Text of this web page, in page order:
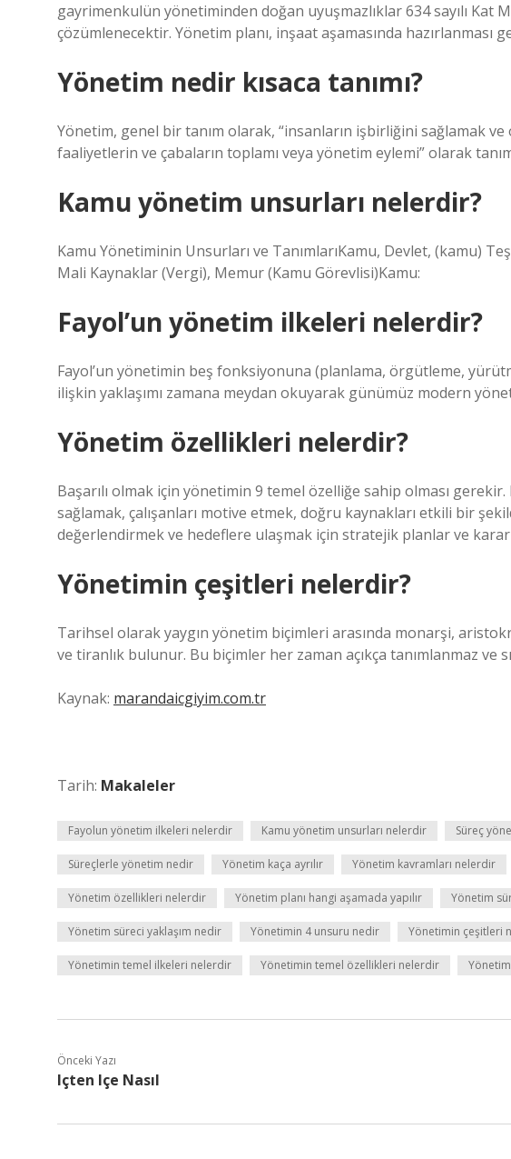
gayrimenkulün yönetiminden doğan uyuşmazlıklar 634 sayılı Kat
çözümlenecektir. Yönetim planı, inşaat aşamasında hazırlanması
Yönetim nedir kısaca tanımı?
Yönetim, genel bir tanım olarak, “insanların işbirliğini sağlamak
faaliyetlerin ve çabaların toplamı veya yönetim eylemi” olarak
Kamu yönetim unsurları nelerdir?
Kamu Yönetiminin Unsurları ve TanımlarıKamu, Devlet, (kamu)
Mali Kaynaklar (Vergi), Memur (Kamu Görevlisi)Kamu:
Fayol’un yönetim ilkeleri nelerdir?
Fayol’un yönetimin beş fonksiyonuna (planlama, örgütleme,
ilişkin yaklaşımı zamana meydan okuyarak günümüz modern
Yönetim özellikleri nelerdir?
Başarılı olmak için yönetimin 9 temel özelliğe sahip olması
sağlamak, çalışanları motive etmek, doğru kaynakları etkili bir
değerlendirmek ve hedeflere ulaşmak için stratejik planlar ve
Yönetimin çeşitleri nelerdir?
Tarihsel olarak yaygın yönetim biçimleri arasında monarşi,
ve tiranlık bulunur. Bu biçimler her zaman açıkça tanımlanmaz ve
Kaynak: marandaicgiyim.com.tr
Tarih: Makaleler
Fayolun yönetim ilkeleri nelerdir Kamu yönetim unsurları nelerdir Süreç
Süreçlerle yönetim nedir Yönetim kaça ayrılır Yönetim kavramları nelerdir
Yönetim özellikleri nelerdir Yönetim planı hangi aşamada yapılır Yönetim
Yönetim süreci yaklaşım nedir Yönetimin 4 unsuru nedir Yönetimin çeşitleri
Yönetimin temel ilkeleri nelerdir Yönetimin temel özellikleri nelerdir
Önceki Yazı
Içten Içe Nasıl